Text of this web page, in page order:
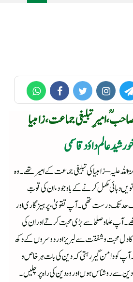
، امیرِ تبلیغی جماعت، زامبیا
عالم داؤد قاسمی
علیہ– زامبیا کی تبلیغی جماعت کے امیر تھے۔ وہ
دہائی مکمل کرنے کے باوجود، ان کی قوتِ
تک درست تھی۔ آپ تقویٰ، پرہیزگاری اور
آپ علما و صلحا سے بڑی محبت کرتے اور ان کی
دل محبت و شفقت سے لبریز اور دوسروں کے دکھ
آپ کو دامن گیر رہتی کہ دین کی بات ہر خاص و
سے روشناس ہوں اور وہ دین کی راہ پر چلیں۔